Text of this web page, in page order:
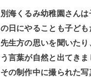
別海くるみ幼稚園さん
の日にやることも子ども
先生方の思いを聞いた
う言葉が自然と出てきま
その制作中に撮られた